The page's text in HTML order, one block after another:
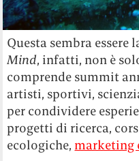
Questa sembra
Mind, infatti, non è
comprende summit
artisti, sportivi,
per condividere
progetti di ricerca,
ecologiche, marketing